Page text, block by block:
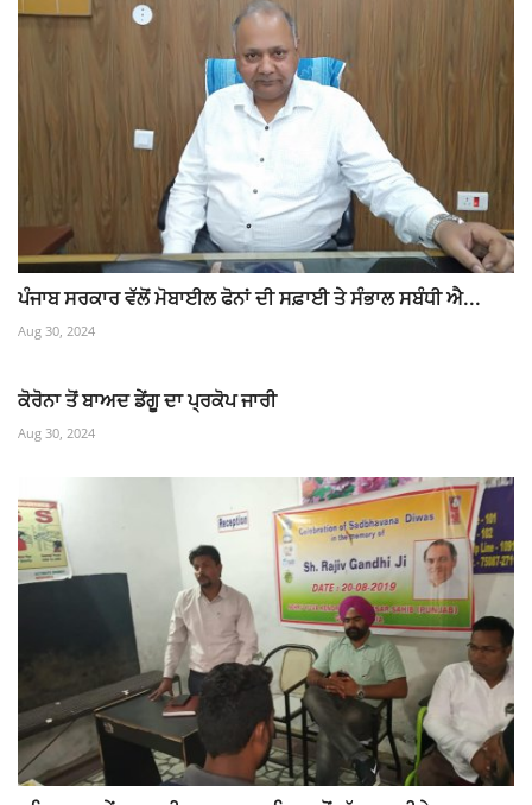
ਪੰਜਾਬ ਸਰਕਾਰ ਵੱਲੋਂ ਮੋਬਾਈਲ ਫੋਨਾਂ ਦੀ ਸਫ਼ਾਈ ਤੇ ਸੰਭਾਲ ਸਬੰਧੀ ਐ...
Aug 30, 2024
ਕੋਰੋਨਾ ਤੋਂ ਬਾਅਦ ਡੇਂਗੂ ਦਾ ਪ੍ਰਕੋਪ ਜਾਰੀ
Aug 30, 2024